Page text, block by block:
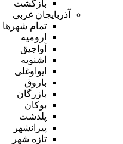
بازگشت
آذربایجان غربی
تمام شهر‌ها
ارومیه
آواجیق
اشنویه
ایواوغلی
باروق
بازرگان
بوکان
پلدشت
پیرانشهر
تازه شهر